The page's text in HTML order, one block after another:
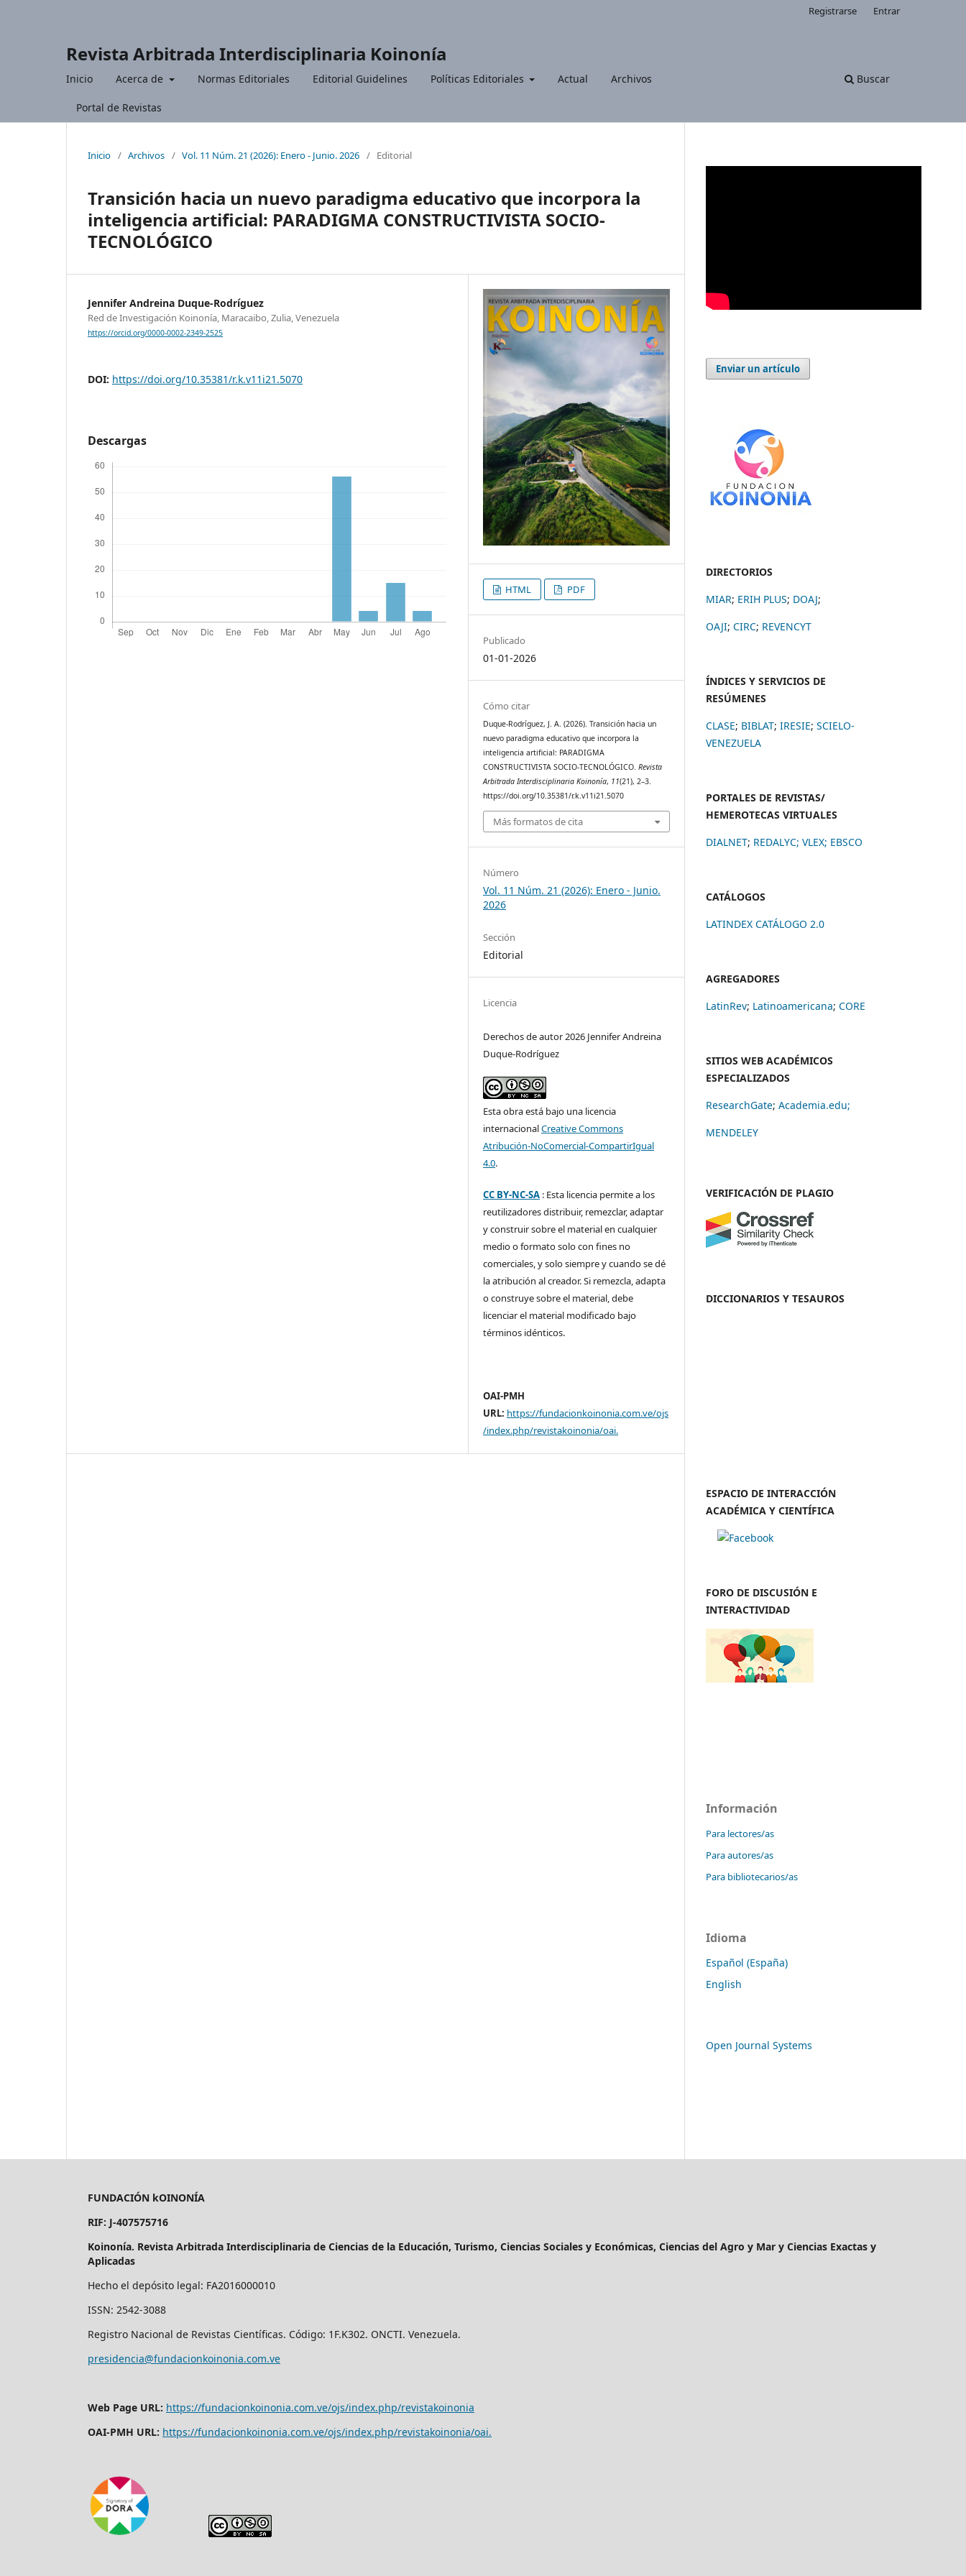
Revista Arbitrada Interdisciplinaria Koinonía
Inicio Acerca de Normas Editoriales Editorial Guidelines Políticas Editoriales Actual Archivos
Portal de Revistas
Buscar
Registrarse Entrar
Inicio / Archivos / Vol. 11 Núm. 21 (2026): Enero - Junio. 2026 / Editorial
Transición hacia un nuevo paradigma educativo que incorpora la
inteligencia artificial: PARADIGMA CONSTRUCTIVISTA SOCIO-
TECNOLÓGICO
Jennifer Andreina Duque-Rodríguez
Red de Investigación Koinonía, Maracaibo, Zulia, Venezuela
https://orcid.org/0000-0002-2349-2525
DOI: https://doi.org/10.35381/r.k.v11i21.5070
Descargas
HTML PDF
Publicado
01-01-2026
Cómo citar
Duque-Rodríguez, J. A. (2026). Transición hacia un
nuevo paradigma educativo que incorpora la
inteligencia artificial: PARADIGMA
CONSTRUCTIVISTA SOCIO-TECNOLÓGICO.Revista
Arbitrada Interdisciplinaria Koinonía, 11(21), 2–3.
https://doi.org/10.35381/r.k.v11i21.5070
Más formatos de cita
Número
Vol. 11 Núm. 21 (2026): Enero - Junio.
2026
Sección
Editorial
Licencia
Derechos de autor 2026 Jennifer Andreina
Duque-Rodríguez
Esta obra está bajo una licencia
internacionalCreative Commons
Atribución-NoComercial-CompartirIgual
4.0.
CC BY-NC-SA : Esta licencia permite a los
reutilizadores distribuir, remezclar, adaptar
y construir sobre el material en cualquier
medio o formato solo con fines no
comerciales, y solo siempre y cuando se dé
la atribución al creador. Si remezcla, adapta
o construye sobre el material, debe
licenciar el material modificado bajo
términos idénticos.
OAI-PMH
URL: https://fundacionkoinonia.com.ve/ojs
/index.php/revistakoinonia/oai.
Enviar un artículo
DIRECTORIOS
MIAR; ERIH PLUS; DOAJ;
OAJI; CIRC; REVENCYT
ÍNDICES Y SERVICIOS DE
RESÚMENES
CLASE; BIBLAT; IRESIE; SCIELO-
VENEZUELA
PORTALES DE REVISTAS/
HEMEROTECAS VIRTUALES
DIALNET; REDALYC; VLEX; EBSCO
CATÁLOGOS
LATINDEX CATÁLOGO 2.0
AGREGADORES
LatinRev; Latinoamericana; CORE
SITIOS WEB ACADÉMICOS
ESPECIALIZADOS
ResearchGate; Academia.edu;
MENDELEY
VERIFICACIÓN DE PLAGIO
DICCIONARIOS Y TESAUROS
ESPACIO DE INTERACCIÓN
ACADÉMICA Y CIENTÍFICA
FORO DE DISCUSIÓN E
INTERACTIVIDAD
Información
Para lectores/as
Para autores/as
Para bibliotecarios/as
Idioma
Español (España)
English
Open Journal Systems
FUNDACIÓN kOINONÍA
RIF: J-407575716
Koinonía. Revista Arbitrada Interdisciplinaria de Ciencias de la Educación, Turismo, Ciencias Sociales y Económicas, Ciencias del Agro y Mar y Ciencias Exactas y
Aplicadas
Hecho el depósito legal: FA2016000010
ISSN: 2542-3088
Registro Nacional de Revistas Científicas. Código: 1F.K302. ONCTI. Venezuela.
presidencia@fundacionkoinonia.com.ve
Web Page URL: https://fundacionkoinonia.com.ve/ojs/index.php/revistakoinonia
OAI-PMH URL: https://fundacionkoinonia.com.ve/ojs/index.php/revistakoinonia/oai.